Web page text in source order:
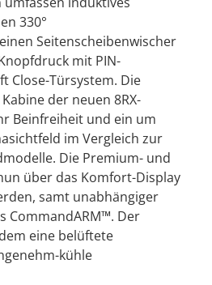
330°
Seitenscheibenwischer
mit PIN-
Close-Türsystem. Die
der neuen 8RX-
Beinfreiheit und ein um
im Vergleich zur
Die Premium- und
über das Komfort-Display
samt unabhängiger
CommandARM™. Der
eine belüftete
kühle